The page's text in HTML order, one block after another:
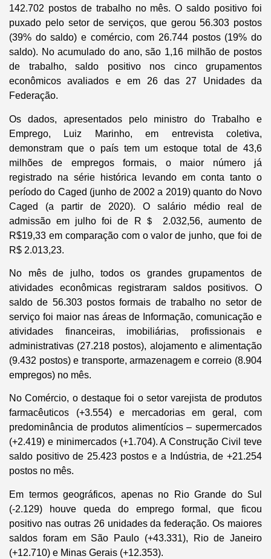
142.702 postos de trabalho no mês. O saldo positivo foi
puxado pelo setor de serviços, que gerou 56.303 postos
(39% do saldo) e comércio, com 26.744 postos (19% do
saldo). No acumulado do ano, são 1,16 milhão de postos
de trabalho, saldo positivo nos cinco grupamentos
econômicos avaliados e em 26 das 27 Unidades da
Federação.
Os dados, apresentados pelo ministro do Trabalho e
Emprego, Luiz Marinho, em entrevista coletiva,
demonstram que o país tem um estoque total de 43,6
milhões de empregos formais, o maior número já
registrado na série histórica levando em conta tanto o
período do Caged (junho de 2002 a 2019) quanto do Novo
Caged (a partir de 2020). O salário médio real de
admissão em julho foi de R＄ 2.032,56, aumento de
R$19,33 em comparação com o valor de junho, que foi de
R$ 2.013,23.
No mês de julho, todos os grandes grupamentos de
atividades econômicas registraram saldos positivos. O
saldo de 56.303 postos formais de trabalho no setor de
serviço foi maior nas áreas de Informação, comunicação e
atividades financeiras, imobiliárias, profissionais e
administrativas (27.218 postos), alojamento e alimentação
(9.432 postos) e transporte, armazenagem e correio (8.904
empregos) no mês.
No Comércio, o destaque foi o setor varejista de produtos
farmacêuticos (+3.554) e mercadorias em geral, com
predominância de produtos alimentícios – supermercados
(+2.419) e minimercados (+1.704). A Construção Civil teve
saldo positivo de 25.423 postos e a Indústria, de +21.254
postos no mês.
Em termos geográficos, apenas no Rio Grande do Sul
(-2.129) houve queda do emprego formal, que ficou
positivo nas outras 26 unidades da federação. Os maiores
saldos foram em São Paulo (+43.331), Rio de Janeiro
(+12.710) e Minas Gerais (+12.353).